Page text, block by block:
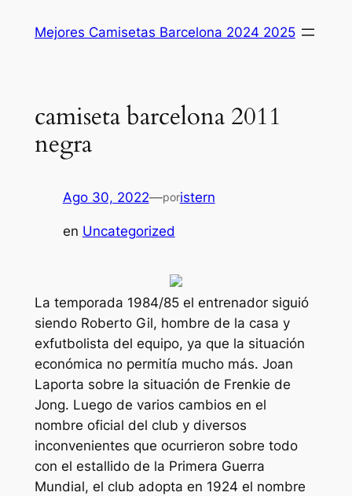
Mejores Camisetas Barcelona 2024 2025
camiseta barcelona 2011
negra
Ago 30, 2022—poristern
en Uncategorized
La temporada 1984/85 el entrenador siguió
siendo Roberto Gil, hombre de la casa y
exfutbolista del equipo, ya que la situación
económica no permitía mucho más. Joan
Laporta sobre la situación de Frenkie de
Jong. Luego de varios cambios en el
nombre oficial del club y diversos
inconvenientes que ocurrieron sobre todo
con el estallido de la Primera Guerra
Mundial, el club adopta en 1924 el nombre